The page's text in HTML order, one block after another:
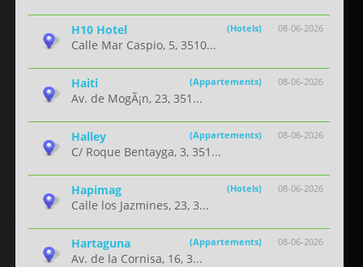
08-06-2026
H10 Hotel (Hotels)
Calle Mar Caspio, 5, 3510...
08-06-2026
Haiti (Appartements)
Av. de MogÃ¡n, 23, 351...
08-06-2026
Halley (Appartements)
C/ Roque Bentayga, 3, 351...
08-06-2026
Hapimag (Hotels)
Calle los Jazmines, 23, 3...
08-06-2026
Hartaguna (Appartements)
Av. de la Cornisa, 16, 3...